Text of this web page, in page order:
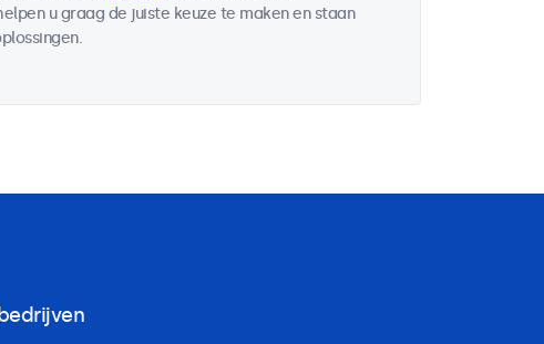
u graag de juiste keuze te maken en staan